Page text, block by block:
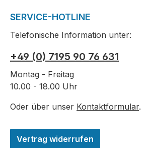
SERVICE-HOTLINE
Telefonische Information unter:
+49 (0) 7195 90 76 631
Montag - Freitag
10.00 - 18.00 Uhr
Oder über unser Kontaktformular.
Vertrag widerrufen